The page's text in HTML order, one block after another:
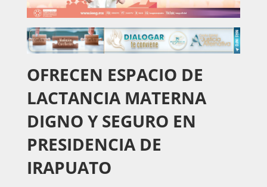
OFRECEN ESPACIO DE
LACTANCIA MATERNA
DIGNO Y SEGURO EN
PRESIDENCIA DE
IRAPUATO